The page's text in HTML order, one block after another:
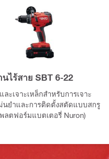
ไร้สาย SBT 6-22
ะเจาะเหล็กสำหรับการเจาะ
ยำและการติดตั้งสตัดแบบสกรู
ลตฟอร์มแบตเตอรี่ Nuron)